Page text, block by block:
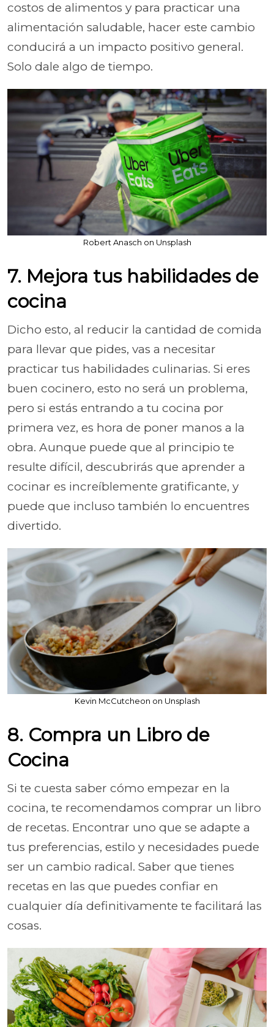
costos de alimentos y para practicar una
alimentación saludable, hacer este cambio
conducirá a un impacto positivo general.
Solo dale algo de tiempo.
Robert Anasch on Unsplash
7. Mejora tus habilidades de
cocina
Dicho esto, al reducir la cantidad de comida
para llevar que pides, vas a necesitar
practicar tus habilidades culinarias. Si eres
buen cocinero, esto no será un problema,
pero si estás entrando a tu cocina por
primera vez, es hora de poner manos a la
obra. Aunque puede que al principio te
resulte difícil, descubrirás que aprender a
cocinar es increíblemente gratificante, y
puede que incluso también lo encuentres
divertido.
Kevin McCutcheon on Unsplash
8. Compra un Libro de
Cocina
Si te cuesta saber cómo empezar en la
cocina, te recomendamos comprar un libro
de recetas. Encontrar uno que se adapte a
tus preferencias, estilo y necesidades puede
ser un cambio radical. Saber que tienes
recetas en las que puedes confiar en
cualquier día definitivamente te facilitará las
cosas.